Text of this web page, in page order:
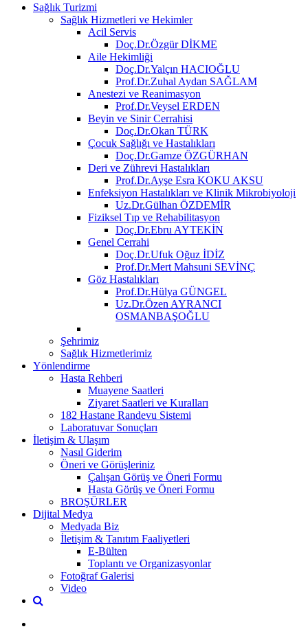
Sağlık Turizmi
Sağlık Hizmetleri ve Hekimler
Acil Servis
Doç.Dr.Özgür DİKME
Aile Hekimliği
Doç.Dr.Yalçın HACIOĞLU
Prof.Dr.Zuhal Aydan SAĞLAM
Anestezi ve Reanimasyon
Prof.Dr.Veysel ERDEN
Beyin ve Sinir Cerrahisi
Doç.Dr.Okan TÜRK
Çocuk Sağlığı ve Hastalıkları
Doç.Dr.Gamze ÖZGÜRHAN
Deri ve Zührevi Hastalıkları
Prof.Dr.Ayşe Esra KOKU AKSU
Enfeksiyon Hastalıkları ve Klinik Mikrobiyoloji
Uz.Dr.Gülhan ÖZDEMİR
Fiziksel Tıp ve Rehabilitasyon
Doç.Dr.Ebru AYTEKİN
Genel Cerrahi
Doç.Dr.Ufuk Oğuz İDİZ
Prof.Dr.Mert Mahsuni SEVİNÇ
Göz Hastalıkları
Prof.Dr.Hülya GÜNGEL
Uz.Dr.Özen AYRANCI
OSMANBAŞOĞLU
Şehrimiz
Sağlık Hizmetlerimiz
Yönlendirme
Hasta Rehberi
Muayene Saatleri
Ziyaret Saatleri ve Kuralları
182 Hastane Randevu Sistemi
Laboratuvar Sonuçları
İletişim & Ulaşım
Nasıl Giderim
Öneri ve Görüşleriniz
Çalışan Görüş ve Öneri Formu
Hasta Görüş ve Öneri Formu
BROŞÜRLER
Dijital Medya
Medyada Biz
İletişim & Tanıtım Faaliyetleri
E-Bülten
Toplantı ve Organizasyonlar
Fotoğraf Galerisi
Video